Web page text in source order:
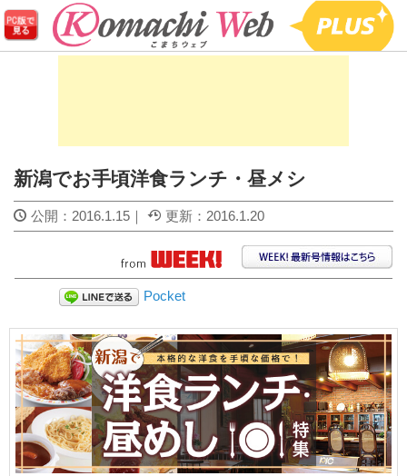
新潟でお手頃洋食ランチ・昼メシ
公開： 2016.1.15 ｜ 更新： 2016.1.20
Pocket